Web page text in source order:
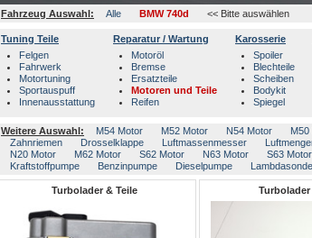
Fahrzeug Auswahl: Alle BMW 740d << Bitte auswählen
Tuning Teile
Felgen
Fahrwerk
Motortuning
Sportauspuff
Innenausstattung
Reparatur / Wartung
Motoröl
Bremse
Ersatzteile
Motoren und Teile
Reifen
Karosserie
Spoiler
Blechteile
Scheiben
Bodykit
Spiegel
Weitere Auswahl: M54 Motor M52 Motor N54 Motor M50
Zahnriemen
Drosselklappe Luftmassenmesser
N20 Motor
M62 Motor S62 Motor N63 Motor S63 Motor
Kraftstoffpumpe
Benzinpumpe Dieselpumpe Lambdasonde
Turbolader & Teile Turbolader